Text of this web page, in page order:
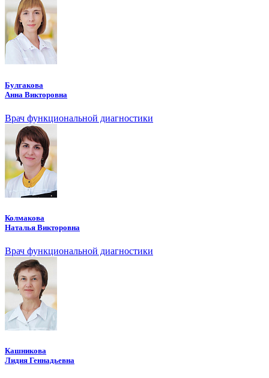
Булгакова
Анна Викторовна
Врач функциональной диагностики
Колмакова
Наталья Викторовна
Врач функциональной диагностики
Кашникова
Лидия Геннадьевна